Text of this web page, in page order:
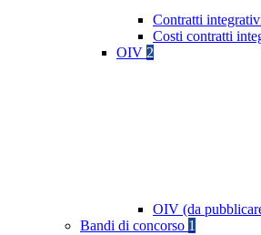
Contratti
Costi contratti
OIV 2
OIV (da
Bandi di concorso 1